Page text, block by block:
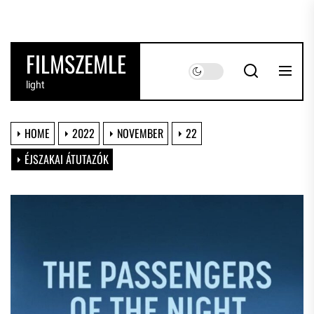
the
contentFILMSZEMLE
light
HOME 2022 NOVEMBER
22
ÉJSZAKAI ÁTUTAZÓK